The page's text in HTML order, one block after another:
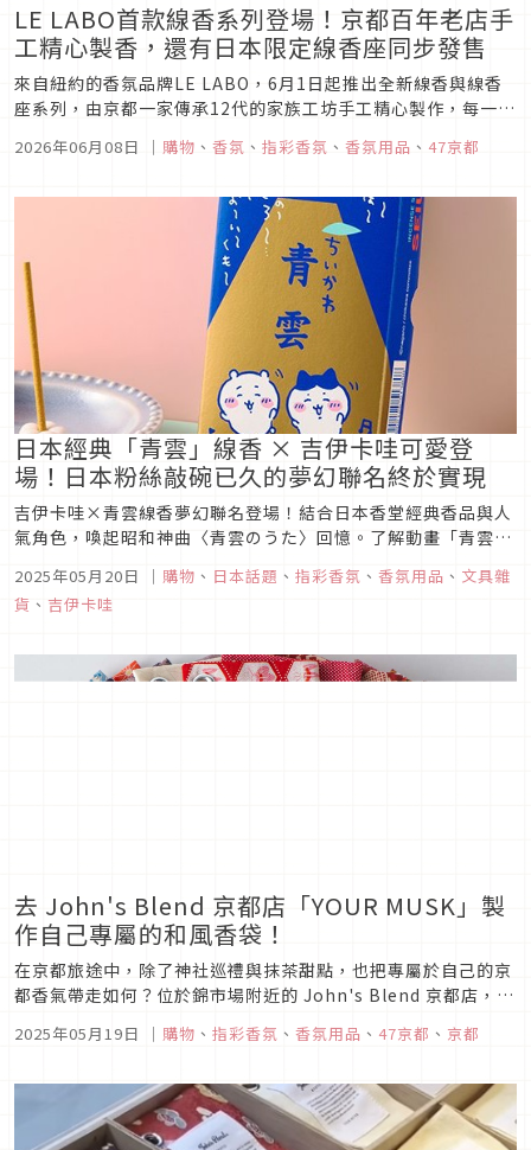
LE LABO首款線香系列登場！京都百年老店手
工精心製香，還有日本限定線香座同步發售
來自紐約的香氛品牌LE LABO，6月1日起推出全新線香與線香
座系列，由京都一家傳承12代的家族工坊手工精心製作，每一支
2026年06月08日 ｜ 購物 、 香氛 、 指彩香氛 、 香氛用品 、 47京都
日本經典「青雲」線香 × 吉伊卡哇可愛登
場！日本粉絲敲碗已久的夢幻聯名終於實現
吉伊卡哇×青雲線香夢幻聯名登場！結合日本香堂經典香品與人
氣角色，喚起昭和神曲〈青雲のうた〉回憶。了解動畫「青雲
回」話題始末、聯名商品香氣介紹與購買資訊，一次帶你認識日
本線香文化與吉伊卡哇的療癒魅力。
2025年05月20日 ｜ 購物 、 日本話題 、 指彩香氛 、 香氛用品 、 文具雜
貨 、 吉伊卡哇
去 John's Blend 京都店「YOUR MUSK」製
作自己專屬的和風香袋！
在京都旅途中，除了神社巡禮與抹茶甜點，也把專屬於自己的京
都香氣帶走如何？位於錦市場附近的 John's Blend 京都店，可
就可以輕鬆完成
2025年05月19日 ｜ 購物 、 指彩香氛 、 香氛用品 、 47京都 、 京都